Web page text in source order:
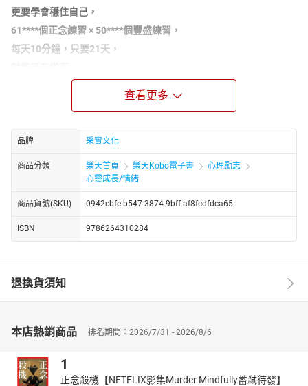
更要學會穩住自己，
61****個正念練習 × 50****個豐盛練習，
每天10分鐘，只要21天，
讓「好事」發生，顯化「理想人生」！
從今天開始，透過21天的行動練習，你將不再「等奇蹟發生」，
◎**《 分鐘正念練習：
許多人知道活在當下的重要，但知易行難，
以為只要放空、不思考或強迫自己保持冷靜。
其實，真正的正念，不是排除思緒，
而是練習好好跟自己在一起。
皆可立即啟動
★****每日一主題，配合簡單實踐，讓正念落實於生活
►21****天，是讓人生開始變好的最小單位
根據心理學研究指出──養成一個新習慣，平均需要21天──
設計機一套循序漸進的練習法，
只要連續3週，每天10分鐘，你將訓練大腦建立新的神經迴路，
查看更多
品牌 采實文化
商品分類 樂天首頁 樂天Kobo電子書
心理勵志
心靈成長/情緒
商品貨號(SKU) 0942cbfe-b547-3874-9bff-af8fcdfdca65
ISBN 9786264310284
退換貨須知
本店熱銷商品 排名期間：2026/7/31 - 2026/8/6
1
正念殺機【NETFLIX影集Murder Mindfully蓄弒待發】